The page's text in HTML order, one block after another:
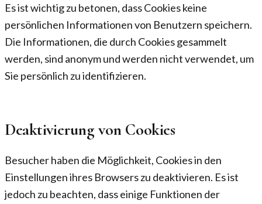
Es ist wichtig zu betonen, dass Cookies keine
persönlichen Informationen von Benutzern speichern.
Die Informationen, die durch Cookies gesammelt
werden, sind anonym und werden nicht verwendet, um
Sie persönlich zu identifizieren.
Deaktivierung von Cookies
Besucher haben die Möglichkeit, Cookies in den
Einstellungen ihres Browsers zu deaktivieren. Es ist
jedoch zu beachten, dass einige Funktionen der